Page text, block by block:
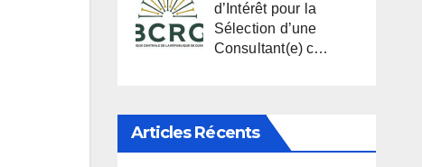
d’Intérêt pour la
Sélection d’une
Consultant(e) c…
Articles Récents